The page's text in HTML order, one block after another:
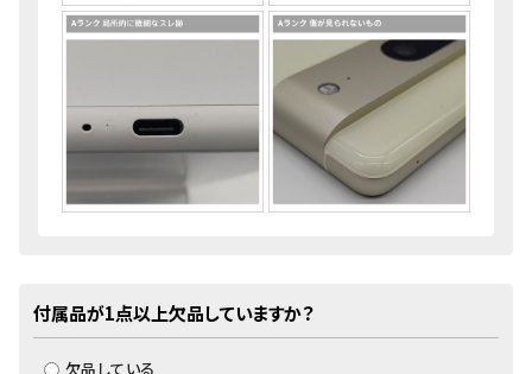
付属品が1点以上欠品していますか？
欠品している